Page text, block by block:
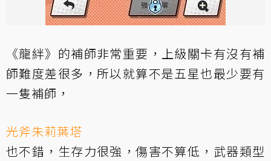
《龍絆》的補師非常重要，上級關卡有沒有補
師難度差很多，所以就算不是五星也最少要有
一隻補師，
光斧朱莉葉塔
也不錯，生存力很強，傷害不算低，武器類型